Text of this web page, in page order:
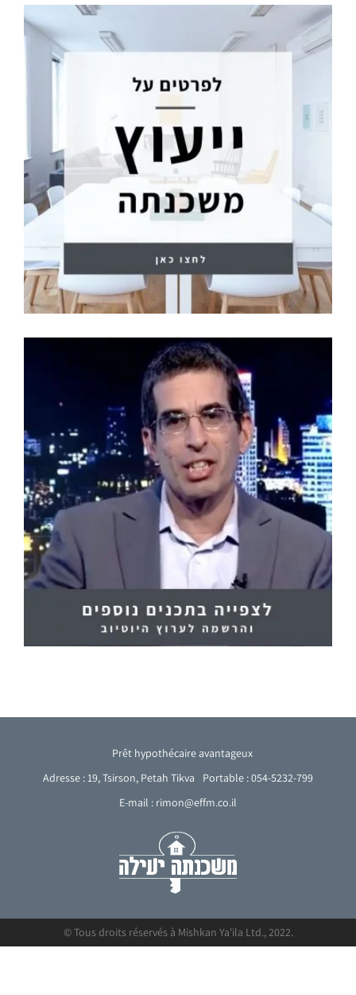
Prêt hypothécaire avantageux
Adresse : 19, Tsirson, Petah Tikva
Portable : 054-5232-799
E-mail : rimon@effm.co.il
© Tous droits réservés à Mishkan Ya'ila Ltd., 2022.